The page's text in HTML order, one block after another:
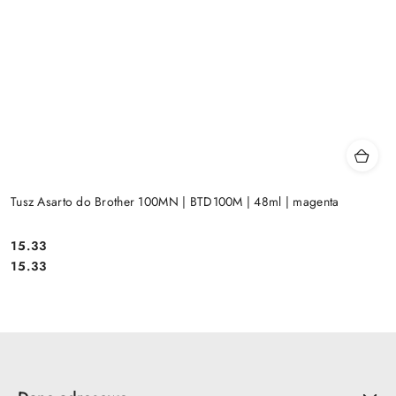
Tusz Asarto do Brother 100MN | BTD100M | 48ml | magenta
Cena:
15.33
Cena:
15.33